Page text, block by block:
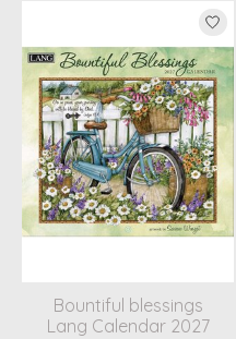
Items van productcarrousel
Bountiful blessings
Lang Calendar 2027